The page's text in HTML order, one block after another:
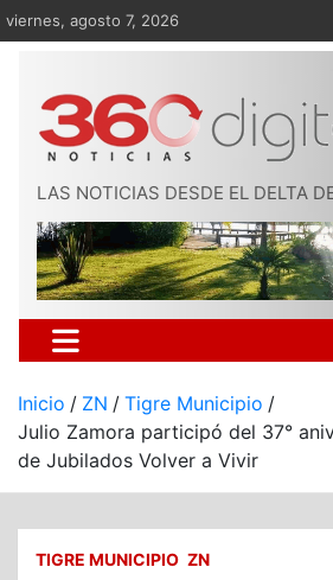
Saltar
al
viernes, agosto 7, 2026
LAS NOTICIAS DESDE EL DELTA
Inicio ZN
Tigre Municipio
Julio Zamora participó del 37°
de Jubilados Volver a Vivir
TIGRE MUNICIPIO ZN